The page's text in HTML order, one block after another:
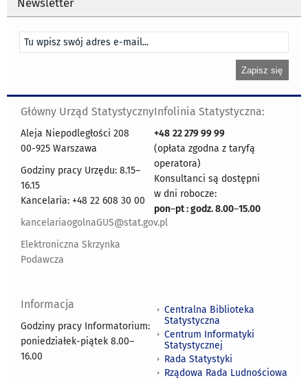
Newsletter
Główny Urząd Statystyczny
Aleja Niepodległości 208
00-925 Warszawa
Godziny pracy Urzędu: 8.15–
16.15
Kancelaria: +48 22 608 30 00
kancelariaogolnaGUS@stat.gov.pl
Elektroniczna Skrzynka
Podawcza
Infolinia Statystyczna:
+48 22 279 99 99
(opłata zgodna z taryfą
operatora)
Konsultanci są dostępni
w dni robocze:
pon–pt : godz. 8.00–15.00
Informacja
Godziny pracy Informatorium:
poniedziałek-piątek 8.00–
16.00
Centralna Biblioteka
Statystyczna
Centrum Informatyki
Statystycznej
Rada Statystyki
Rządowa Rada Ludnościowa